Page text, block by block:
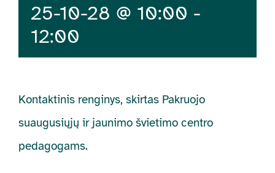
25-10-28 @ 10:00 -
12:00
Kontaktinis renginys, skirtas Pakruojo
suaugusiųjų ir jaunimo švietimo centro
pedagogams.